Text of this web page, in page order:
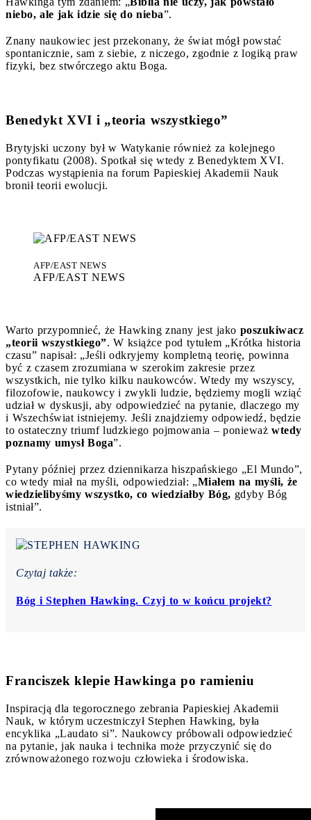
niebo, ale jak idzie się do nieba”.
Znany naukowiec jest przekonany, że świat mógł powstać
spontanicznie, sam z siebie, z niczego, zgodnie z logiką praw
fizyki, bez stwórczego aktu Boga.
Benedykt XVI i „teoria wszystkiego”
Brytyjski uczony był w Watykanie również za kolejnego
pontyfikatu (2008). Spotkał się wtedy z Benedyktem XVI.
Podczas wystąpienia na forum Papieskiej Akademii Nauk
bronił teorii ewolucji.
AFP/EAST NEWS
AFP/EAST NEWS
Warto przypomnieć, że Hawking znany jest jako poszukiwacz
„teorii wszystkiego”. W książce pod tytułem „Krótka historia
czasu” napisał: „Jeśli odkryjemy kompletną teorię, powinna
być z czasem zrozumiana w szerokim zakresie przez
wszystkich, nie tylko kilku naukowców. Wtedy my wszyscy,
filozofowie, naukowcy i zwykli ludzie, będziemy mogli wziąć
udział w dyskusji, aby odpowiedzieć na pytanie, dlaczego my
i Wszechświat istniejemy. Jeśli znajdziemy odpowiedź, będzie
to ostateczny triumf ludzkiego pojmowania – ponieważ wtedy
poznamy umysł Boga”.
Pytany później przez dziennikarza hiszpańskiego „El Mundo”,
co wtedy miał na myśli, odpowiedział: „Miałem na myśli, że
wiedzielibyśmy wszystko, co wiedziałby Bóg, gdyby Bóg
istniał”.
Czytaj także:
Bóg i Stephen Hawking. Czyj to w końcu projekt?
Franciszek klepie Hawkinga po ramieniu
Inspiracją dla tegorocznego zebrania Papieskiej Akademii
Nauk, w którym uczestniczył Stephen Hawking, była
encyklika „Laudato si”. Naukowcy próbowali odpowiedzieć
na pytanie, jak nauka i technika może przyczynić się do
zrównoważonego rozwoju człowieka i środowiska.